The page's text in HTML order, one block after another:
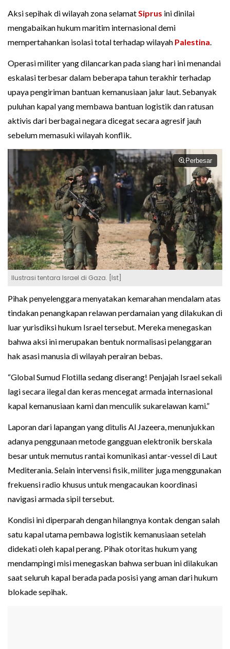
Aksi sepihak di wilayah zona selamatSiprus ini dinilai
mengabaikan hukum maritim internasional demi
mempertahankan isolasi total terhadap wilayah Palestina.
Operasi militer yang dilancarkan pada siang hari ini menandai
eskalasi terbesar dalam beberapa tahun terakhir terhadap
upaya pengiriman bantuan kemanusiaan jalur laut. Sebanyak
puluhan kapal yang membawa bantuan logistik dan ratusan
aktivis dari berbagai negara dicegat secara agresif jauh
sebelum memasuki wilayah konflik.
Perbesar
Ilustrasi tentara Israel di Gaza. [Ist]
Pihak penyelenggara menyatakan kemarahan mendalam atas
tindakan penangkapan relawan perdamaian yang dilakukan di
luar yurisdiksi hukum Israel tersebut. Mereka menegaskan
bahwa aksi ini merupakan bentuk normalisasi pelanggaran
hak asasi manusia di wilayah perairan bebas.
“Global Sumud Flotilla sedang diserang! Penjajah Israel sekali
lagi secara ilegal dan keras mencegat armada internasional
kapal kemanusiaan kami dan menculik sukarelawan kami.”
Laporan dari lapangan yang ditulis Al Jazeera, menunjukkan
adanya penggunaan metode gangguan elektronik berskala
besar untuk memutus rantai komunikasi antar-vessel di Laut
Mediterania. Selain intervensi fisik, militer juga menggunakan
frekuensi radio khusus untuk mengacaukan koordinasi
navigasi armada sipil tersebut.
Kondisi ini diperparah dengan hilangnya kontak dengan salah
satu kapal utama pembawa logistik kemanusiaan setelah
didekati oleh kapal perang. Pihak otoritas hukum yang
mendampingi misi menegaskan bahwa serbuan ini dilakukan
saat seluruh kapal berada pada posisi yang aman dari hukum
blokade sepihak.